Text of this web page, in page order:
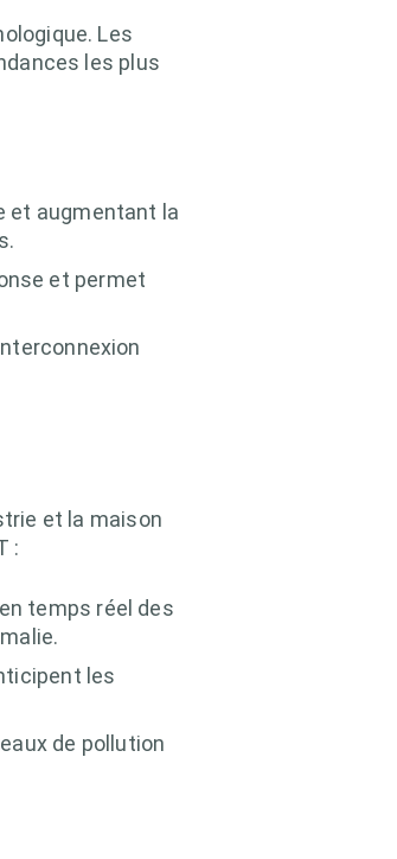
Les
les plus
et augmentant la
et permet
et la maison
:
temps réel des
les
de pollution